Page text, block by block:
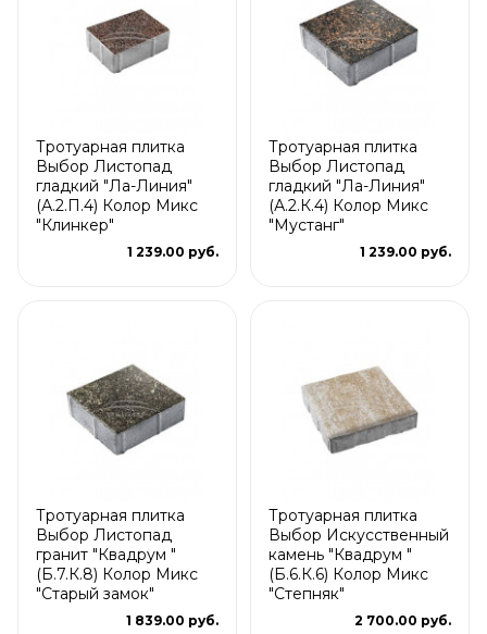
Тротуарная плитка
Выбор Листопад
гладкий "Ла-Линия"
(А.2.П.4) Колор Микс
"Клинкер"
1 239.00 руб.
Тротуарная плитка
Выбор Листопад
гладкий "Ла-Линия"
(А.2.К.4) Колор Микс
"Мустанг"
1 239.00 руб.
Тротуарная плитка
Выбор Листопад
гранит "Квадрум "
(Б.7.К.8) Колор Микс
"Старый замок"
1 839.00 руб.
Тротуарная плитка
Выбор Искусственный
камень "Квадрум "
(Б.6.К.6) Колор Микс
"Степняк"
2 700.00 руб.